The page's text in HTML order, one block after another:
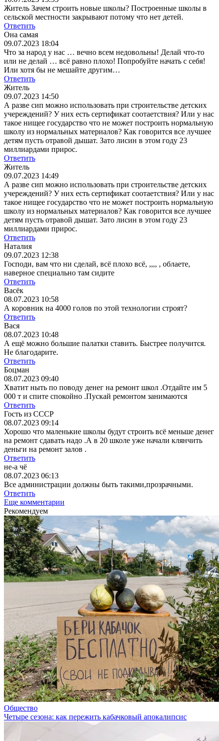
Житель Зачем строить новые школы? Построенные школы в
сельской местности закрывают потому что нет детей.
Ответить
Она самая
09.07.2023 18:04
Что за народ у нас … вечно всем недовольны! Делай что-то
или не делай … всё равно плохо! Попробуйте начать с себя!
Или хотя бы не мешайте другим…
Ответить
Житель
09.07.2023 14:50
А разве сип можно использовать при строительстве детских
учереждений? У них есть сертификат соотаетствия? Или у нас
такое нищее государство что не может построить нормальную
школу из нормальных материалов? Как говорится все лучшее
детям пусть отравой дышат. Зато лисин в этом году 23
миллиардами прирос.
Ответить
Житель
09.07.2023 14:49
А разве сип можно использовать при строительстве детских
учереждений? У них есть сертификат соотаетствия? Или у нас
такое нищее государство что не может построить нормальную
школу из нормальных материалов? Как говорится все лучшее
детям пусть отравой дышат. Зато лисин в этом году 23
миллиардами прирос.
Ответить
Наталия
09.07.2023 12:38
Господи, вам что ни сделай, всё плохо всё, ,,,, , облаете,
наверное специально там сидите
Ответить
Васёк
08.07.2023 10:58
А коровник на 4000 голов по этой технологии строят?
Ответить
Вася
08.07.2023 10:48
А ещё можно большие палатки ставить. Быстрее получится.
Не благодарите.
Ответить
Боцман
08.07.2023 09:40
Хватит ныть по поводу денег на ремонт школ .Отдайте им 5
000 т и спите спокойно .Пускай ремонтом занимаются
Ответить
Гость из СССР
08.07.2023 09:14
Хорошо что маленькие школы будут строить всё меньше денег
на ремонт сдавать надо .А в 20 школе уже начали клянчить
деньги на ремонт залов .
Ответить
не-а чё
08.07.2023 06:13
Все администрации должны быть такими,прозрачными.
Ответить
Еще комментарии
Рекомендуем
Общество
Четыре сезона: как пережить кабачковый апокалипсис